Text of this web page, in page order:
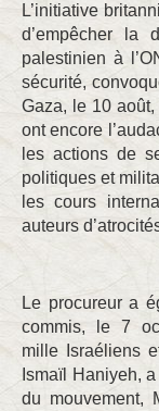
L’initiative
d’empêcher la
palestinien à
sécurité,
Gaza, le 10
ont encore
les actions de
politiques et
les cours
auteurs
Le procureur a
commis, le 7
mille Israéliens
Ismaïl Haniyeh,
du mouvement,